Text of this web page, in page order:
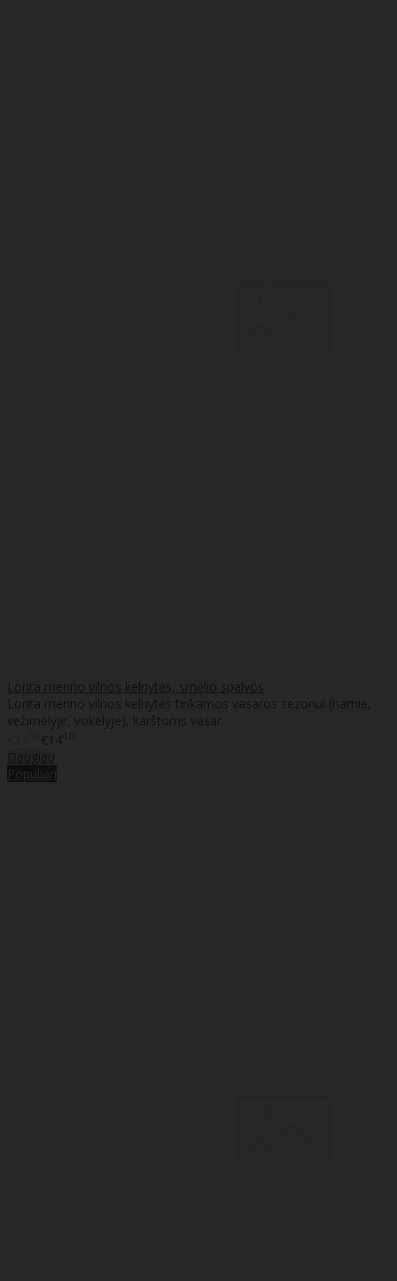
Lorita merino vilnos kelnytės, smėlio spalvos
Lorita merino vilnos kelnytės tinkamos vasaros sezonui (namie,
vežimėlyje, vokelyje), karštoms vasar..
€14 40
Daugiau
Populiari